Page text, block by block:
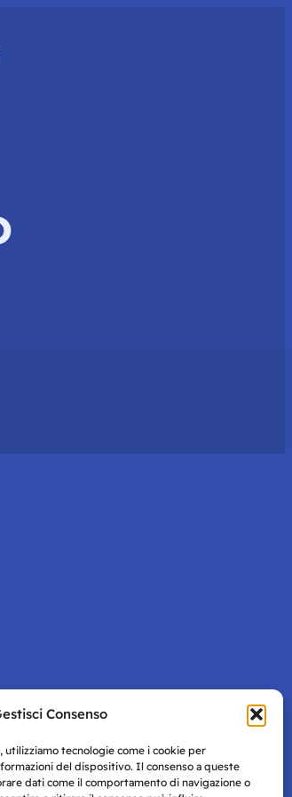
Consenso
tecnologie come i cookie per
del dispositivo. Il consenso a queste
dati come il comportamento di navigazione o